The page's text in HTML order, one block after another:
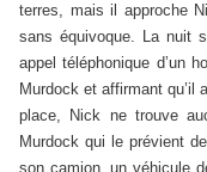
terres, mais il approche
sans équivoque. La nuit
appel téléphonique d’un
Murdock et affirmant qu’il
place, Nick ne trouve
Murdock qui le prévient
son camion, un véhicule